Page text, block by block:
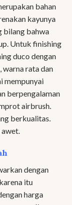
bahan
kayunya
bilang bahwa
Untuk finishing
duco dengan
warna rata dan
mempunyai
berpengalaman
airbrush.
berkualitas.
dengan
itu
harga